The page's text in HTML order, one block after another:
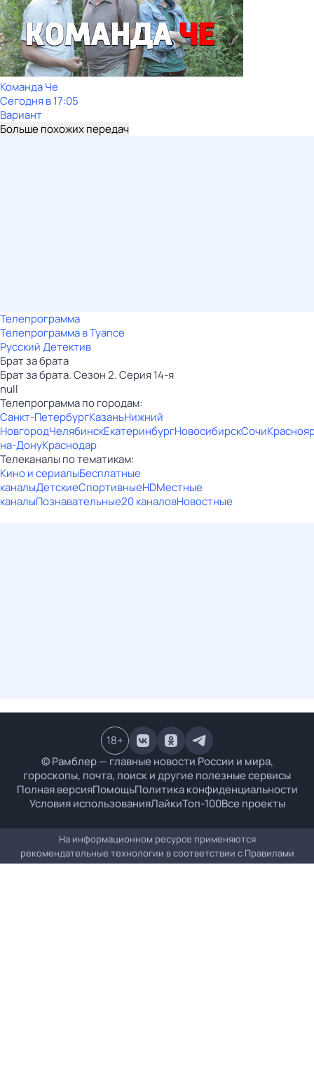
Команда Че
Сегодня в 17:05
Вариант
Больше похожих передач
Телепрограмма
Телепрограмма в Туапсе
Русский Детектив
Брат за брата
Брат за брата. Сезон 2. Серия 14-я
null
Телепрограмма по городам:
Санкт-ПетербургКазаньНижний
НовгородЧелябинскЕкатеринбургНовосибирскСочи
на-ДонуКраснодар
Телеканалы по тематикам:
Кино и сериалыБесплатные
каналыДетскиеСпортивныеHDМестные
каналыПознавательные20 каналовНовостные
© Рамблер — главные новости России и мира,
гороскопы, почта, поиск и другие полезные сервисы
Полная версияПомощьПолитика конфиденциальности
Условия использованияЛайкиТоп-100Все проекты
18+
На информационном ресурсе применяются
рекомендательные технологии в соответствии с Правилами